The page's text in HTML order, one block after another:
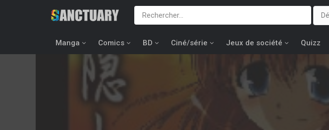
Manga Comics BD Ciné/série Jeux de société Quizz